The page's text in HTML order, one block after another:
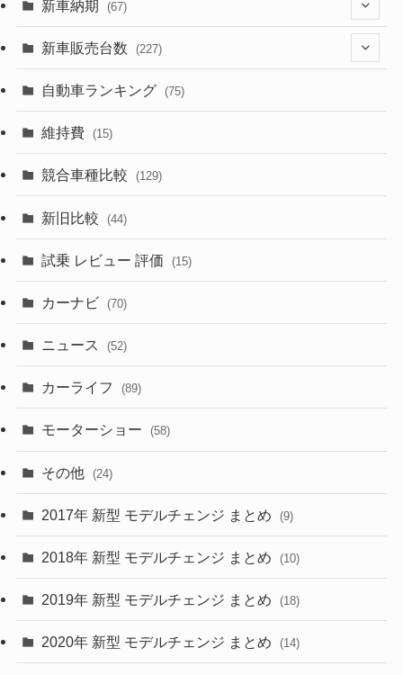
(357)
(328)
(253)
(242)
(85)
(84)
(50)
(43)
(6)
(9)
(30)
(27)
(58)
(28)
(27)
(26)
(10)
(35)
新車納期 (67)
(28)
(8)
(3)
(3)
新車販売台数 (227)
(21)
(5)
(7)
自動車ランキング (75)
維持費 (15)
競合車種比較 (129)
新旧比較 (44)
試乗 レビュー 評価 (15)
カーナビ (70)
ニュース (52)
カーライフ (89)
モーターショー (58)
その他 (24)
2017年 新型 モデルチェンジ まとめ (9)
2018年 新型 モデルチェンジ まとめ (10)
2019年 新型 モデルチェンジ まとめ (18)
2020年 新型 モデルチェンジ まとめ (14)